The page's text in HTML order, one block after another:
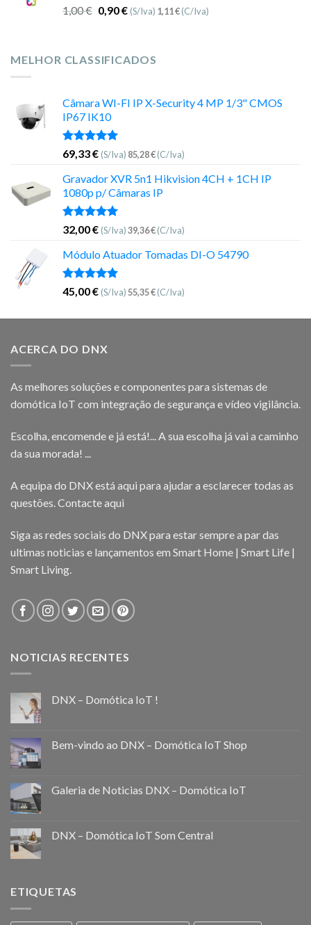
1,00€ 0,90€ (S/Iva) 1,11€(C/Iva)
MELHOR CLASSIFICADOS
Câmara WI-FI IP X-Security 4 MP 1/3" CMOS
IP67 IK10
Avaliação
5.00
de 5
69,33€ (S/Iva) 85,28€(C/Iva)
Gravador XVR 5n1 Hikvision 4CH + 1CH IP
1080p p/ Câmaras IP
Avaliação
5.00
de 5
32,00€ (S/Iva)39,36€(C/Iva)
Módulo Atuador Tomadas DI-O 54790
Avaliação
5.00
de 5
45,00€ (S/Iva)55,35€(C/Iva)
ACERCA DO DNX
As melhores soluções e componentes para sistemas de
domótica IoT com integração de segurança e vídeo vigilância.
Escolha, encomende e já está!... A sua escolha já vai a caminho
da sua morada! ...
A equipa do DNX está aqui para ajudar a esclarecer todas as
questões.Contacte aqui
Siga as redes sociais do DNX para estar sempre a par das
ultimas noticias e lançamentos em Smart Home | Smart Life |
Smart Living.
NOTICIAS RECENTES
DNX – Domótica IoT !
Bem-vindo ao DNX – Domótica IoT Shop
Galeria de Noticias DNX – Domótica IoT
DNX – Domótica IoT Som Central
ETIQUETAS